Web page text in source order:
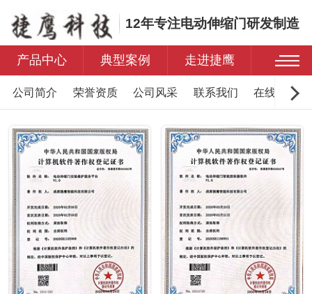
12年专注电动伸缩门研发制造
产品中心 典型案例 走进捷鹰
公司简介 荣誉资质 公司风采 联系我们 在线留言